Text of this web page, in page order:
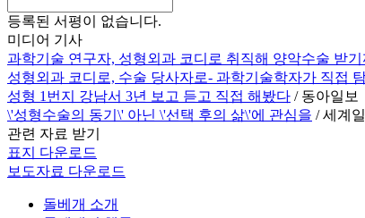
등록된 서평이 없습니다.
미디어 기사
과학기술 연구자, 성형외과 코디로 취직해 양악수술 받기
성형외과 코디로, 수술 당사자로- 과학기술학자가 직접
성형 1번지 강남서 3년 보고 듣고 직접 해봤다 / 동아일보
\'성형수술의 동기\' 아닌 \'선택 후의 삶\'에 관심을 / 세계
관련 자료 받기
표지 다운로드
보도자료 다운로드
돌베개 소개